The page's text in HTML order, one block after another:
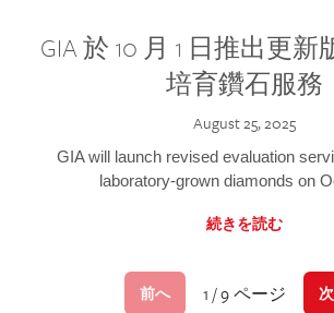
GIA 於 10 月 1 日推出更
培育鑽石服務
August 25, 2025
GIA will launch revised evaluation
laboratory-grown diamonds on
続きを読む
前へ 1 / 9 ページ